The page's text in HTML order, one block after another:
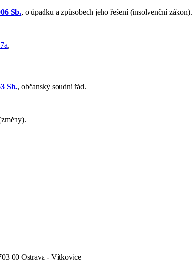
Sb., o úpadku a způsobech jeho řešení (insolvenční zákon).
,
Sb., občanský soudní řád.
00 Ostrava - Vítkovice